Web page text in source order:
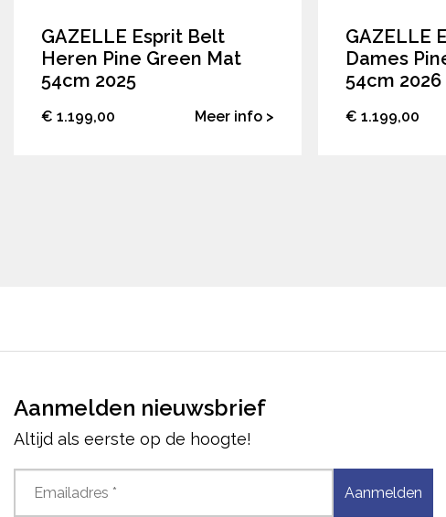
GAZELLE Esprit Belt
Heren Pine Green Mat
54cm 2025
€ 1.199,00 Meer info >
GAZELLE
Dames
54cm 2026
€ 1.199,00
Aanmelden nieuwsbrief
Altijd als eerste op de hoogte!
Aanmelden